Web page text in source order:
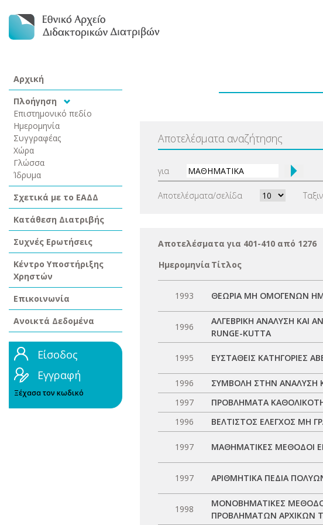
Αρχική
Πλοήγηση
Επιστημονικό πεδίο
Ημερομηνία
Συγγραφέας
Χώρα
Γλώσσα
Ίδρυμα
Σχετικά με το ΕΑΔΔ
Κατάθεση Διατριβής
Συχνές Ερωτήσεις
Κέντρο Υποστήριξης
Χρηστών
Επικοινωνία
Ανοικτά Δεδομένα
Είσοδος
Εγγραφή
Ξέχασα τον κωδικό
Αποτελέσματα αναζήτησης
για
Αποτελέσματα/σελίδα
Αποτελέσματα για 401-410 από 1276
Ημερομηνία Τίτλος
1993 ΘΕΩΡΙΑ ΜΗ ΟΜΟΓΕΝΩΝ
1996
ΑΛΓΕΒΡΙΚΗ ΑΝΑΛΥΣΗ ΚΑΙ
RUNGE-KUTTA
1995 ΕΥΣΤΑΘΕΙΣ ΚΑΤΗΓΟΡΙΕΣ
1996
ΣΥΜΒΟΛΗ ΣΤΗΝ ΑΝΑΛΥΣΗ
1997
ΠΡΟΒΛΗΜΑΤΑ
1996
ΒΕΛΤΙΣΤΟΣ ΕΛΕΓΧΟΣ ΜΗ
1997 ΜΑΘΗΜΑΤΙΚΕΣ ΜΕΘΟΔΟΙ
1997 ΑΡΙΘΜΗΤΙΚΑ ΠΕΔΙΑ
1998
ΜΟΝΟΒΗΜΑΤΙΚΕΣ ΜΕΘΟΔΟΙ
ΠΡΟΒΛΗΜΑΤΩΝ ΑΡΧΙΚΩΝ